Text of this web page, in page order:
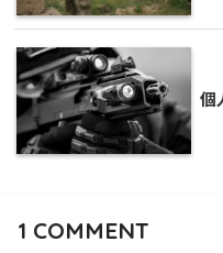
個
1 COMMENT